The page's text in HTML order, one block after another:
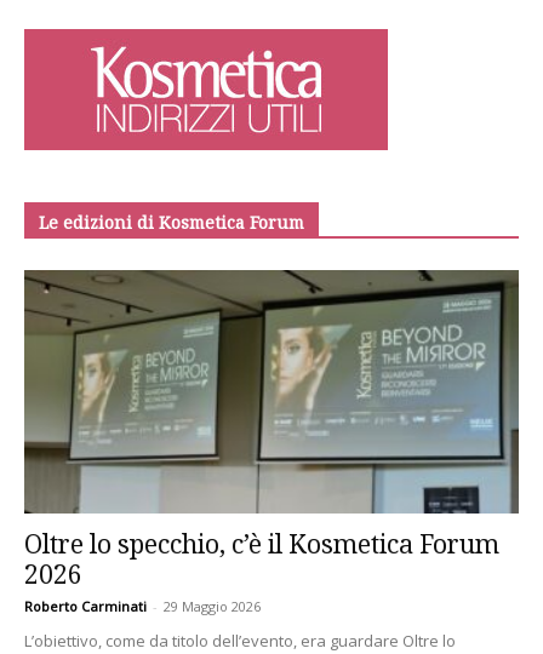
Le edizioni di Kosmetica Forum
Oltre lo specchio, c’è il Kosmetica Forum
2026
Roberto Carminati - 29 Maggio 2026
L’obiettivo, come da titolo dell’evento, era guardare Oltre lo